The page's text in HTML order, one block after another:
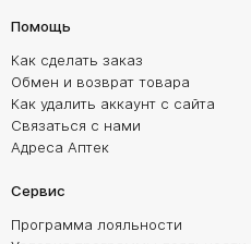
Помощь
Как сделать заказ
Обмен и возврат товара
Как удалить аккаунт с сайта
Связаться с нами
Адреса Аптек
Сервис
Программа лояльности